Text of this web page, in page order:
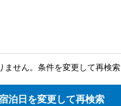
せん。条件を変更して再検索
泊日を変更して再検索